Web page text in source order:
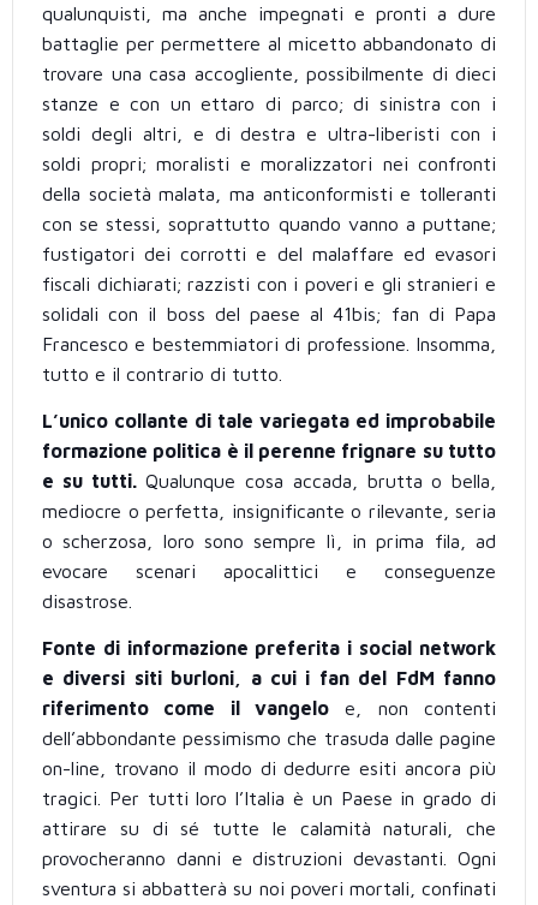
qualunquisti, ma anche impegnati e pronti a dure
battaglie per permettere al micetto abbandonato di
trovare una casa accogliente, possibilmente di dieci
stanze e con un ettaro di parco; di sinistra con i
soldi degli altri, e di destra e ultra-liberisti con i
soldi propri; moralisti e moralizzatori nei confronti
della società malata, ma anticonformisti e tolleranti
con se stessi, soprattutto quando vanno a puttane;
fustigatori dei corrotti e del malaffare ed evasori
fiscali dichiarati; razzisti con i poveri e gli stranieri e
solidali con il boss del paese al 41bis; fan di Papa
Francesco e bestemmiatori di professione. Insomma,
tutto e il contrario di tutto.
L’unico collante di tale variegata ed improbabile
formazione politica è il perenne frignare su tutto
e su tutti.Qualunque cosa accada, brutta o bella,
mediocre o perfetta, insignificante o rilevante, seria
o scherzosa, loro sono sempre lì, in prima fila, ad
evocare scenari apocalittici e conseguenze
disastrose.
Fonte di informazione preferita i social network
e diversi siti burloni, a cui i fan del FdM fanno
riferimento come il vangelo e, non contenti
dell’abbondante pessimismo che trasuda dalle pagine
on-line, trovano il modo di dedurre esiti ancora più
tragici. Per tutti loro l’Italia è un Paese in grado di
attirare su di sé tutte le calamità naturali, che
provocheranno danni e distruzioni devastanti. Ogni
sventura si abbatterà su noi poveri mortali, confinati